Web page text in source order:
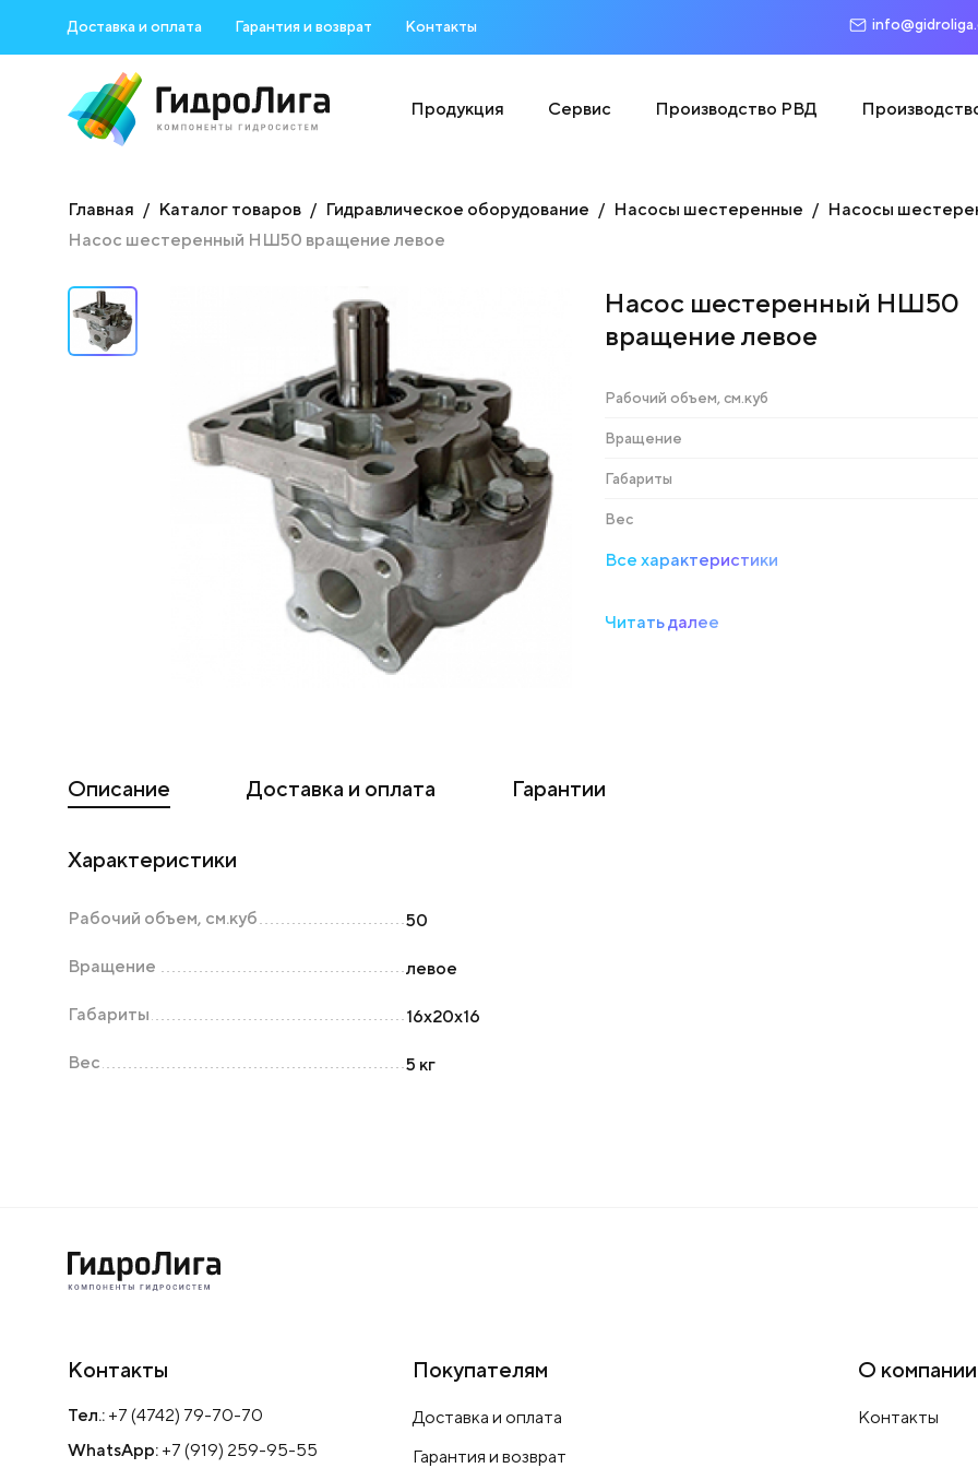
Доставка и оплата Гарантия и возврат Контакты
Продукция Сервис Производство РВД
Главная Каталог товаров Гидравлическое оборудование Насосы шестеренные
Насосы
Насос шестеренный НШ50 вращение левое
Насос шестеренный НШ50
вращение левое
Рабочий объем, см.куб
Вращение
Габариты
Вес
Все характеристики
Читать далее
Описание Доставка и оплата Гарантии
Характеристики
Рабочий объем, см.куб 50
Вращение левое
Габариты 16х20х16
Вес 5 кг
Контакты
Тел.: +7 (4742) 79-70-70
WhatsApp: +7 (919) 259-95-55
Покупателям
Доставка и оплата
Гарантия и возврат
О компании
Контакты